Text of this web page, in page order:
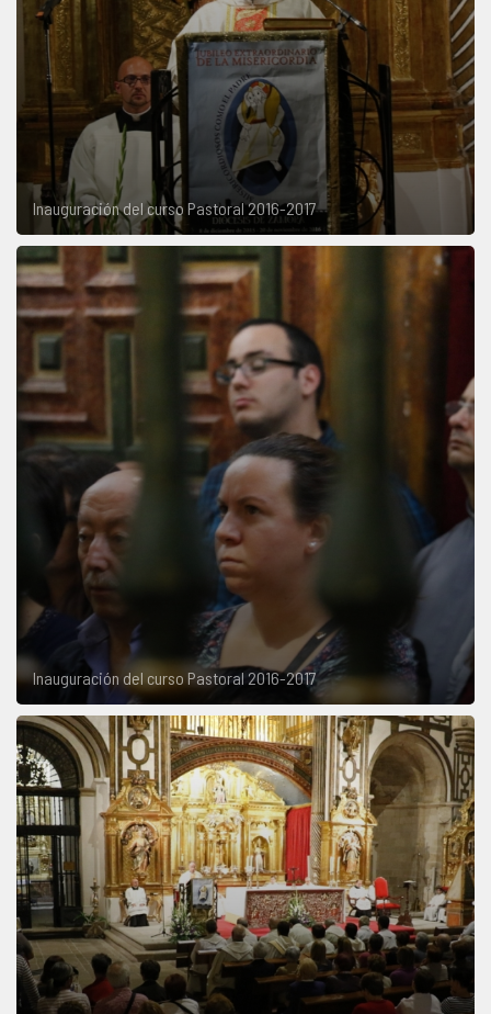
Inauguración del curso Pastoral 2016-2017
Inauguración del curso Pastoral 2016-2017